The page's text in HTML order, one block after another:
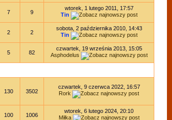
7 9
wtorek, 1 lutego 2011, 17:57
Tin
2 2
sobota, 2 października 2010, 14:43
Tin
5 82
czwartek, 19 września 2013, 15:05
Asphodelus
130 3502
czwartek, 9 czerwca 2022, 16:57
Rork
100 1006
wtorek, 6 lutego 2024, 20:10
Miłka